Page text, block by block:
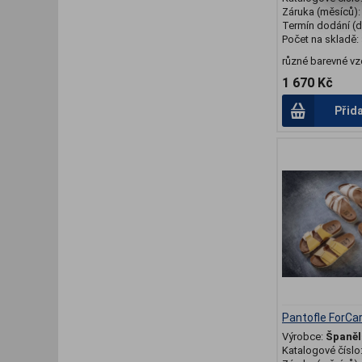
Záruka (měsíců):
Termín dodání
Počet na skladě:
různé barevné
1 670 Kč
Pantofle
Výrobce:
Katalogové číslo: